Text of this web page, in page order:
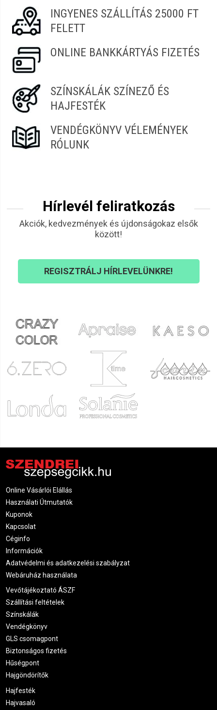
INGYENES SZÁLLÍTÁS 25000 FT
FELETT
ONLINE BANKKÁRTYÁS FIZETÉS
SZÍNSKÁLÁK SZÍNEZŐ ÉS
HAJFESTÉK
VENDÉGKÖNYV VÉLEMÉNYEK
RÓLUNK
Hírlevél feliratkozás
Akciók, kedvezmények és újdonságokaz elsők
között!
REGISZTRÁLJ HÍRLEVELÜNKRE!
Online Vásárlói Elállás
Használati Útmutatók
Kuponok
Kapcsolat
Céginfo
Információk
Adatvédelmi és adatkezelési szabályzat
Webáruház használata
Vevőtájékoztató ÁSZF
Szállítási feltételek
Színskálák
Vendégkönyv
GLS csomagpont
Biztonságos fizetés
Hűségpont
Hajgöndörítők
Hajfesték
Hajvasaló